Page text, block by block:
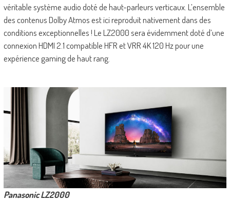
véritable système audio doté de haut-parleurs verticaux. L’ensemble
des contenus Dolby Atmos est ici reproduit nativement dans des
conditions exceptionnelles ! Le LZ2000 sera évidemment doté d’une
connexion HDMI 2.1 compatible HFR et VRR 4K 120 Hz pour une
expérience gaming de haut rang.
Panasonic LZ2000